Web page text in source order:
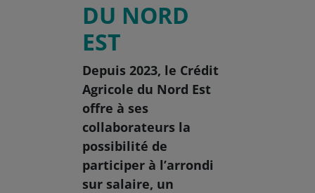
DU NORD
EST
Depuis 2023, le Crédit
Agricole du Nord Est
offre à ses
collaborateurs la
possibilité de
participer à l’arrondi
sur salaire, un